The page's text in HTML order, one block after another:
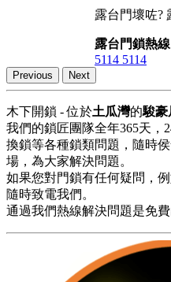
露台門壞咗?
露台門鎖熱線
5114 5114
Previous Next
木下開鎖 - 位於土瓜灣的駿豪
我們的鎖匠團隊全年365天，
換鎖等各種鎖類問題，隨時
場，為大家解決問題。
如果您對門鎖有任何疑問，
隨時致電我們。
通過我們熱線解決問題是免費